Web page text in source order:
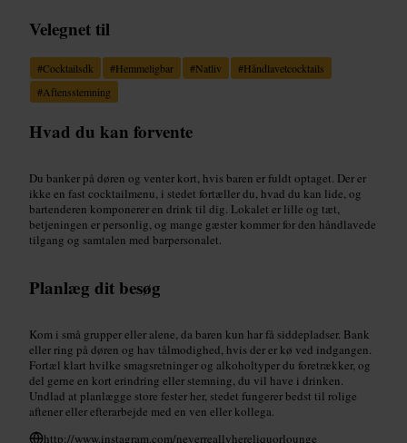
Velegnet til
#Cocktailsdk #Hemmeligbar #Natliv #Håndlavetcocktails
#Aftensstemning
Hvad du kan forvente
Du banker på døren og venter kort, hvis baren er fuldt optaget. Der er
ikke en fast cocktailmenu, i stedet fortæller du, hvad du kan lide, og
bartenderen komponerer en drink til dig. Lokalet er lille og tæt,
betjeningen er personlig, og mange gæster kommer for den håndlavede
tilgang og samtalen med barpersonalet.
Planlæg dit besøg
Kom i små grupper eller alene, da baren kun har få siddepladser. Bank
eller ring på døren og hav tålmodighed, hvis der er kø ved indgangen.
Fortæl klart hvilke smagsretninger og alkoholtyper du foretrækker, og
del gerne en kort erindring eller stemning, du vil have i drinken.
Undlad at planlægge store fester her, stedet fungerer bedst til rolige
aftener eller efterarbejde med en ven eller kollega.
http://www.instagram.com/neverreallyhereliquorlounge